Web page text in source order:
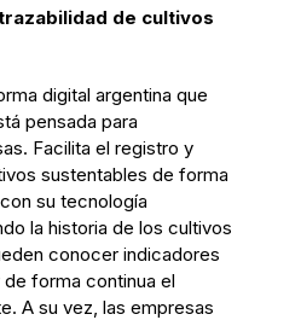
de cultivos
digital argentina que
pensada para
Facilita el registro y
sustentables de forma
su tecnología
la historia de los cultivos
conocer indicadores
forma continua el
A su vez, las empresas